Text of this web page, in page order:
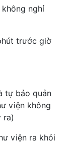
nghỉ
trước giờ
tự bảo quản
viện không
ra)
viện ra khỏi